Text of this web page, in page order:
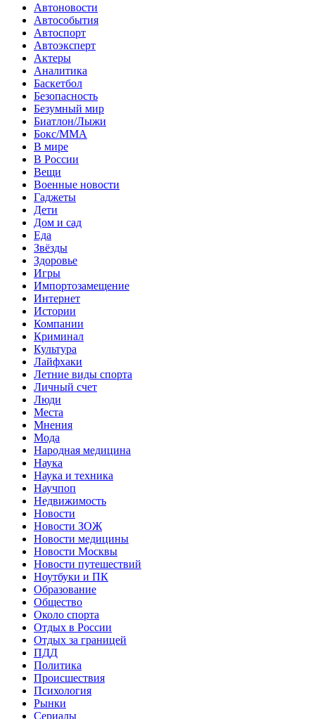
Автоновости
Автособытия
Автоспорт
Автоэксперт
Актеры
Аналитика
Баскетбол
Безопасность
Безумный мир
Биатлон/Лыжи
Бокс/MMA
В мире
В России
Вещи
Военные новости
Гаджеты
Дети
Дом и сад
Еда
Звёзды
Здоровье
Игры
Импортозамещение
Интернет
Истории
Компании
Криминал
Культура
Лайфхаки
Летние виды спорта
Личный счет
Люди
Места
Мнения
Мода
Народная медицина
Наука
Наука и техника
Научпоп
Недвижимость
Новости
Новости ЗОЖ
Новости медицины
Новости Москвы
Новости путешествий
Ноутбуки и ПК
Образование
Общество
Около спорта
Отдых в России
Отдых за границей
ПДД
Политика
Происшествия
Психология
Рынки
Сериалы